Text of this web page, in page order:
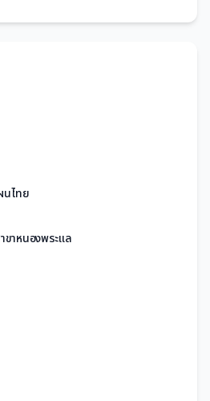
ไทย
าหนองพระแล